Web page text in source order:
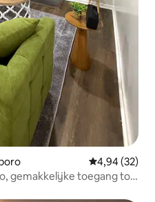
Gemiddelde
4,94 (32)
gemakkelijke toegang tot